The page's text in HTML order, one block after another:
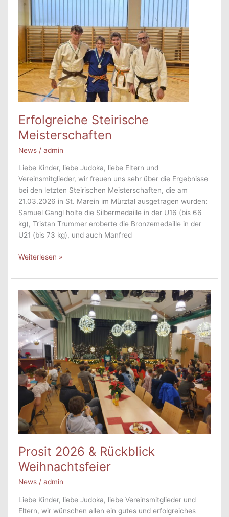
Erfolgreiche Steirische
Meisterschaften
News /admin
Liebe Kinder, liebe Judoka, liebe Eltern und
Vereinsmitglieder, wir freuen uns sehr über die Ergebnisse
bei den letzten Steirischen Meisterschaften, die am
21.03.2026 in St. Marein im Mürztal ausgetragen wurden:
Samuel Gangl holte die Silbermedaille in der U16 (bis 66
kg), Tristan Trummer eroberte die Bronzemedaille in der
U21 (bis 73 kg), und auch Manfred
Erfolgreiche
Meisterschaften
Weiterlesen »
Prosit 2026 & Rückblick
Weihnachtsfeier
News /admin
Liebe Kinder, liebe Judoka, liebe Vereinsmitglieder und
Eltern, wir wünschen allen ein gutes und erfolgreiches